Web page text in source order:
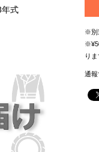
式
※別
りま
通報